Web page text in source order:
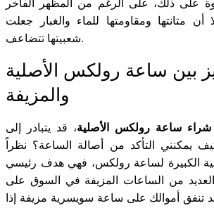
على ذلك، على الرغم من المظهر الفاخر
متانتها ومقاومتها للماء والغبار جعلت
شعبيتها تتضاعف.
بين ساعة رولكس الأصلية
والمزيفة
شراء ساعة رولكس الأصلية، قد يتبادر إلى
يمكنني التأكد من أصالة الساعة؟ نظراً
الكبيرة لساعة رولكس، فهي هدف رئيسي
العديد من الساعات المزيفة في السوق على
تنفق أموالك على ساعة سويسرية مزيفة إذا